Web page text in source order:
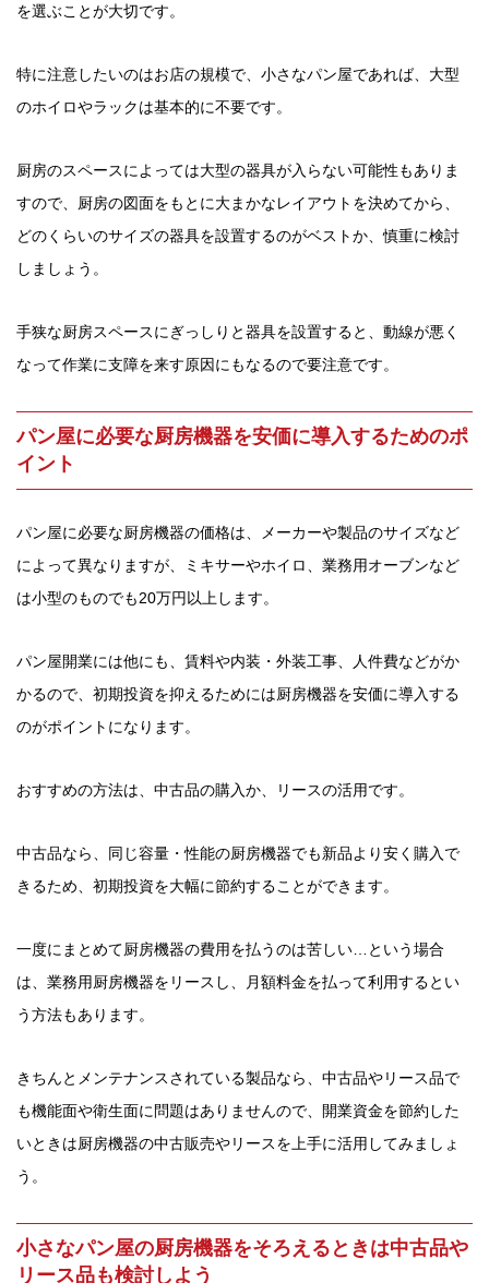
を選ぶことが大切です。
特に注意したいのはお店の規模で、小さなパン屋であれば、大型
のホイロやラックは基本的に不要です。
厨房のスペースによっては大型の器具が入らない可能性もありま
すので、厨房の図面をもとに大まかなレイアウトを決めてから、
どのくらいのサイズの器具を設置するのがベストか、慎重に検討
しましょう。
手狭な厨房スペースにぎっしりと器具を設置すると、動線が悪く
なって作業に支障を来す原因にもなるので要注意です。
パン屋に必要な厨房機器を安価に導入するためのポ
イント
パン屋に必要な厨房機器の価格は、メーカーや製品のサイズなど
によって異なりますが、ミキサーやホイロ、業務用オーブンなど
は小型のものでも20万円以上します。
パン屋開業には他にも、賃料や内装・外装工事、人件費などがか
かるので、初期投資を抑えるためには厨房機器を安価に導入する
のがポイントになります。
おすすめの方法は、中古品の購入か、リースの活用です。
中古品なら、同じ容量・性能の厨房機器でも新品より安く購入で
きるため、初期投資を大幅に節約することができます。
一度にまとめて厨房機器の費用を払うのは苦しい…という場合
は、業務用厨房機器をリースし、月額料金を払って利用するとい
う方法もあります。
きちんとメンテナンスされている製品なら、中古品やリース品で
も機能面や衛生面に問題はありませんので、開業資金を節約した
いときは厨房機器の中古販売やリースを上手に活用してみましょ
う。
小さなパン屋の厨房機器をそろえるときは中古品や
リース品も検討しよう